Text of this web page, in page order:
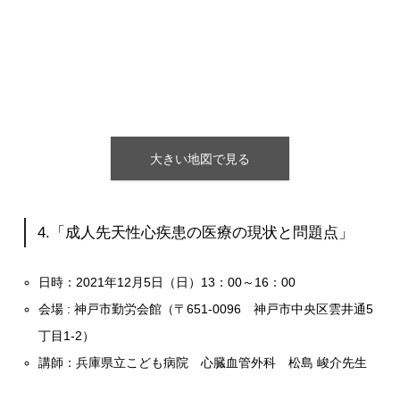
大きい地図で見る
4.「成人先天性心疾患の医療の現状と問題点」
日時：2021年12月5日（日）13：00～16：00
会場 : 神戸市勤労会館（〒651-0096 神戸市中央区雲井通5
丁目1-2）
講師：兵庫県立こども病院 心臓血管外科 松島 峻介先生